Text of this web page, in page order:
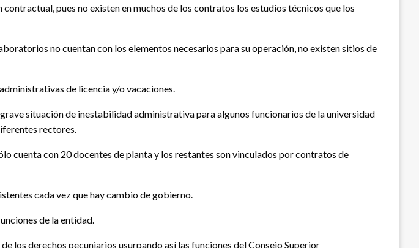
pues no existen en muchos de los contratos los estudios técnicos que los
no cuentan con los elementos necesarios para su operación, no existen sitios de
de licencia y/o vacaciones.
situación de inestabilidad administrativa para algunos funcionarios de la universidad
rectores.
cuenta con 20 docentes de planta y los restantes son vinculados por contratos de
cada vez que hay cambio de gobierno.
de la entidad.
los derechos pecuniarios usurpando así las funciones del Consejo Superior